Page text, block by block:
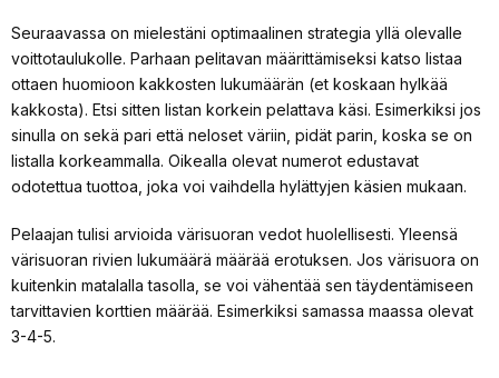
Seuraavassa on mielestäni optimaalinen strategia yllä olevalle
voittotaulukolle. Parhaan pelitavan määrittämiseksi katso listaa
ottaen huomioon kakkosten lukumäärän (et koskaan hylkää
kakkosta). Etsi sitten listan korkein pelattava käsi. Esimerkiksi jos
sinulla on sekä pari että neloset väriin, pidät parin, koska se on
listalla korkeammalla. Oikealla olevat numerot edustavat
odotettua tuottoa, joka voi vaihdella hylättyjen käsien mukaan.
Pelaajan tulisi arvioida värisuoran vedot huolellisesti. Yleensä
värisuoran rivien lukumäärä määrää erotuksen. Jos värisuora on
kuitenkin matalalla tasolla, se voi vähentää sen täydentämiseen
tarvittavien korttien määrää. Esimerkiksi samassa maassa olevat
3-4-5.